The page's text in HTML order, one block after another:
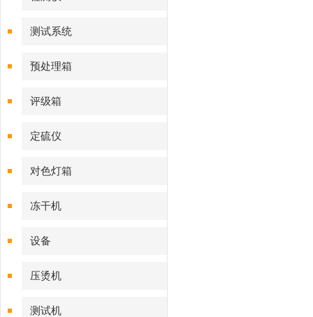
测试系统
预处理箱
评级箱
定硫仪
对色灯箱
冻干机
设备
压烫机
测试机